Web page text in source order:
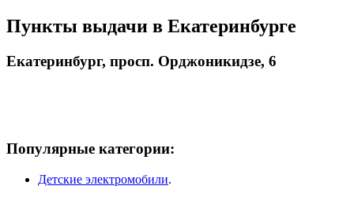
Пункты выдачи в Екатеринбурге
Екатеринбург, просп. Орджоникидзе, 6
Популярные категории:
Детские электромобили.